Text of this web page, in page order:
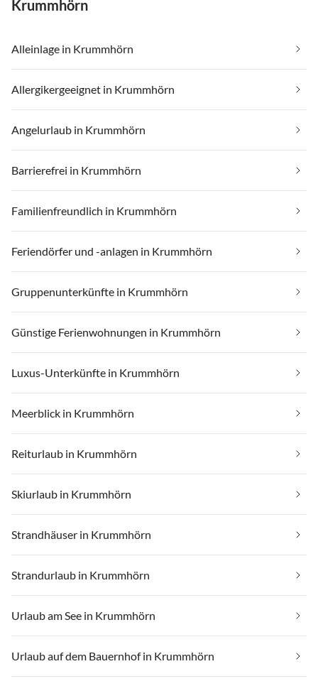
Krummhörn
Alleinlage in Krummhörn
Allergikergeeignet in Krummhörn
Angelurlaub in Krummhörn
Barrierefrei in Krummhörn
Familienfreundlich in Krummhörn
Feriendörfer und -anlagen in Krummhörn
Gruppenunterkünfte in Krummhörn
Günstige Ferienwohnungen in Krummhörn
Luxus-Unterkünfte in Krummhörn
Meerblick in Krummhörn
Reiturlaub in Krummhörn
Skiurlaub in Krummhörn
Strandhäuser in Krummhörn
Strandurlaub in Krummhörn
Urlaub am See in Krummhörn
Urlaub auf dem Bauernhof in Krummhörn